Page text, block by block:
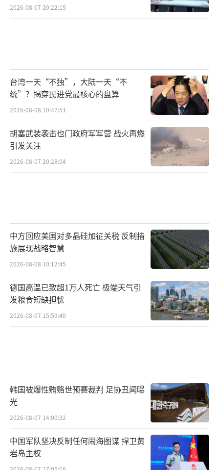
2026-08-07 20:22:15
台湾一天“不独”，大陆一天“不
统”？揭穿民进党最核心的盘算
2026-08-08 10:47:51
胡塞武装袭击也门政府军军营 战火再燃
引发关注
2026-08-07 20:28:04
中方回应美国对多晶硅加征关税 反制措
施展现战略智慧
2026-08-08 10:12:45
德国高温已致超1万人死亡 极端天气引
发粮食短缺担忧
2026-08-07 15:59:40
韩国被爆性贿赂世预赛裁判 足协丑闻曝
光
2026-08-07 14:00:32
中国军队坚决反制任何闹海图谋 捍卫黄
岩岛主权